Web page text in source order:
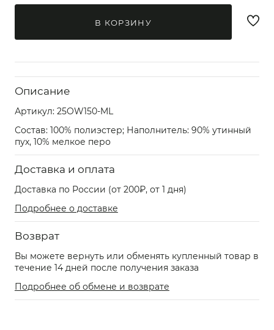
В КОРЗИНУ
Описание
Артикул: 25OW150-ML
Состав: 100% полиэстер; Наполнитель: 90% утинный
пух, 10% мелкое перо
Доставка и оплата
Доставка по России (от 200₽, от 1 дня)
Подробнее о доставке
Возврат
Вы можете вернуть или обменять купленный товар в
течение 14 дней после получения заказа
Подробнее об обмене и возврате